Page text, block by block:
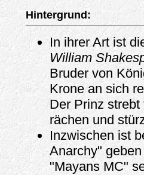
Hintergrund:
In ihrer Art ist
William
Bruder von
Krone an sich
Der Prinz
rächen und
Inzwischen ist
Anarchy"
"Mayans MC"